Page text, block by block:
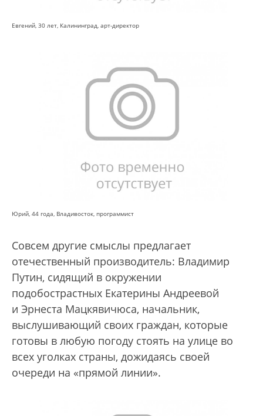
Евгений, 30 лет, Калининград, арт-директор
Юрий, 44 года, Владивосток, программист
Совсем другие смыслы предлагает
отечественный производитель: Владимир
Путин, сидящий в окружении
подобострастных Екатерины Андреевой
и Эрнеста Мацкявичюса, начальник,
выслушивающий своих граждан, которые
готовы в любую погоду стоять на улице во
всех уголках страны, дожидаясь своей
очереди на «прямой линии».